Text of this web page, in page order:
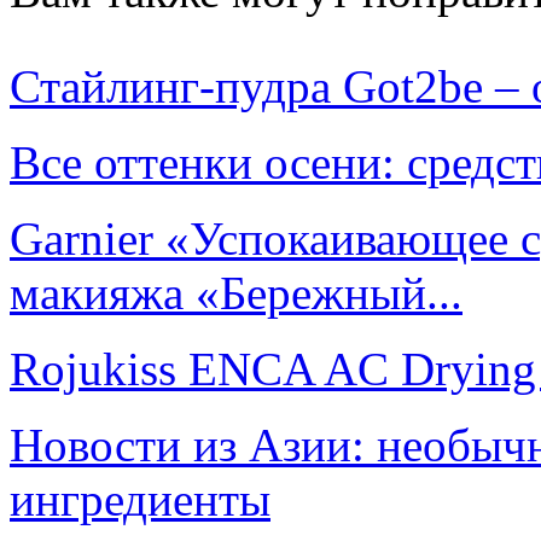
Стайлинг-пудра Got2be
Все оттенки осени:
Garnier «Успокаивающее
макияжа «Бережный...
Rojukiss ENCA AC
Новости из Азии:
ингредиенты